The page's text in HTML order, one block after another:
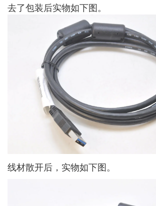
去了包装后实物如下图。
线材散开后，实物如下图。